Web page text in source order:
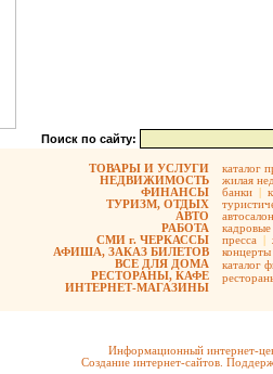
Поиск по сайту:
ТОВАРЫ И УСЛУГИ
НЕДВИЖИМОСТЬ
ФИНАНСЫ
ТУРИЗМ, ОТДЫХ
АВТО
РАБОТА
СМИ г. ЧЕРКАССЫ
АФИША, ЗАКАЗ БИЛЕТОВ
ВСЕ ДЛЯ ДОМА
РЕСТОРАНЫ, КАФЕ
ИНТЕРНЕТ-МАГАЗИНЫ
каталог
жилая
банки |
кадровые
пресса |
концерты
каталог
Информационный интернет-
Создание интернет-сайтов.